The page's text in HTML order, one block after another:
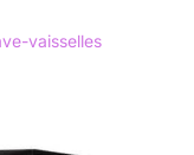
vaisselles